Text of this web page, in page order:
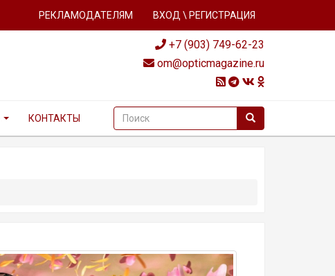
РЕКЛАМОДАТЕЛЯМ ВХОД \ РЕГИСТРАЦИЯ
+7 (903) 749-62-23
om@opticmagazine.ru
КОНТАКТЫ